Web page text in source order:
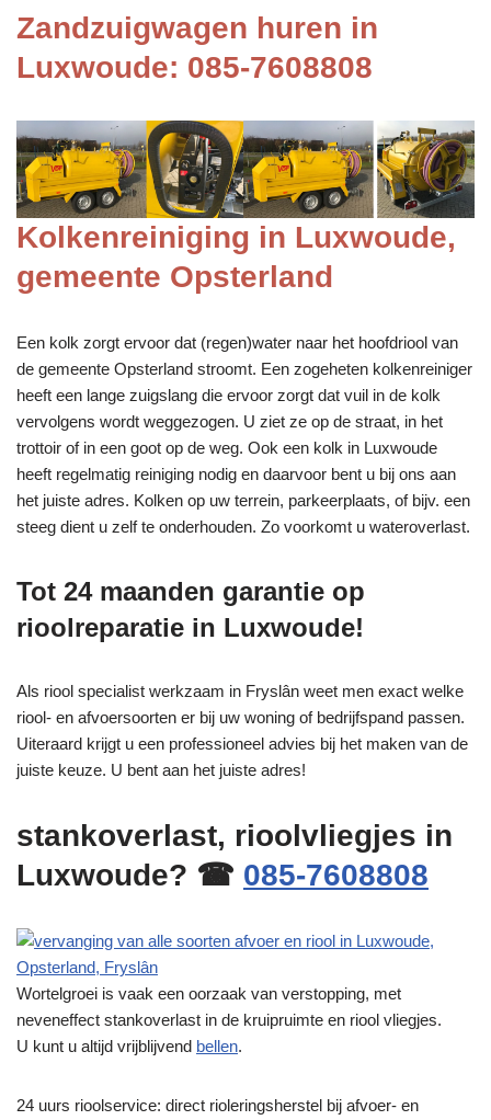
Zandzuigwagen huren in
Luxwoude: 085-7608808
Kolkenreiniging in Luxwoude,
gemeente Opsterland
Een kolk zorgt ervoor dat (regen)water naar het hoofdriool van
de gemeente Opsterland stroomt. Een zogeheten kolkenreiniger
heeft een lange zuigslang die ervoor zorgt dat vuil in de kolk
vervolgens wordt weggezogen. U ziet ze op de straat, in het
trottoir of in een goot op de weg. Ook een kolk in Luxwoude
heeft regelmatig reiniging nodig en daarvoor bent u bij ons aan
het juiste adres. Kolken op uw terrein, parkeerplaats, of bijv. een
steeg dient u zelf te onderhouden. Zo voorkomt u wateroverlast.
Tot 24 maanden garantie op
rioolreparatie in Luxwoude!
Als riool specialist werkzaam in Fryslân weet men exact welke
riool- en afvoersoorten er bij uw woning of bedrijfspand passen.
Uiteraard krijgt u een professioneel advies bij het maken van de
juiste keuze. U bent aan het juiste adres!
stankoverlast, rioolvliegjes in
Luxwoude? ☎ 085-7608808
Wortelgroei is vaak een oorzaak van verstopping, met
neveneffect stankoverlast in de kruipruimte en riool vliegjes.
U kunt u altijd vrijblijvend bellen.
24 uurs rioolservice: direct rioleringsherstel bij afvoer- en